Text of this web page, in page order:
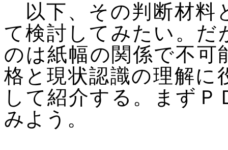
以下、その判断材料
て検討してみたい。だ
のは紙幅の関係で不可
格と現状認識の理解に
して紹介する。まず
みよう。